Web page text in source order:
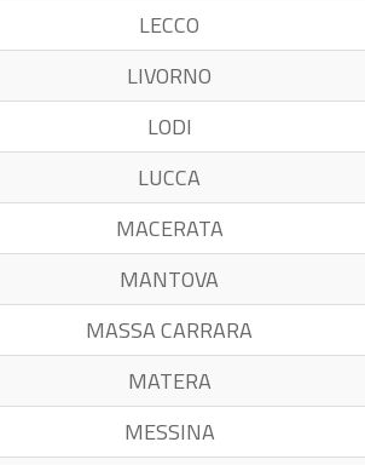
LECCO
LIVORNO
LODI
LUCCA
MACERATA
MANTOVA
MASSA CARRARA
MATERA
MESSINA